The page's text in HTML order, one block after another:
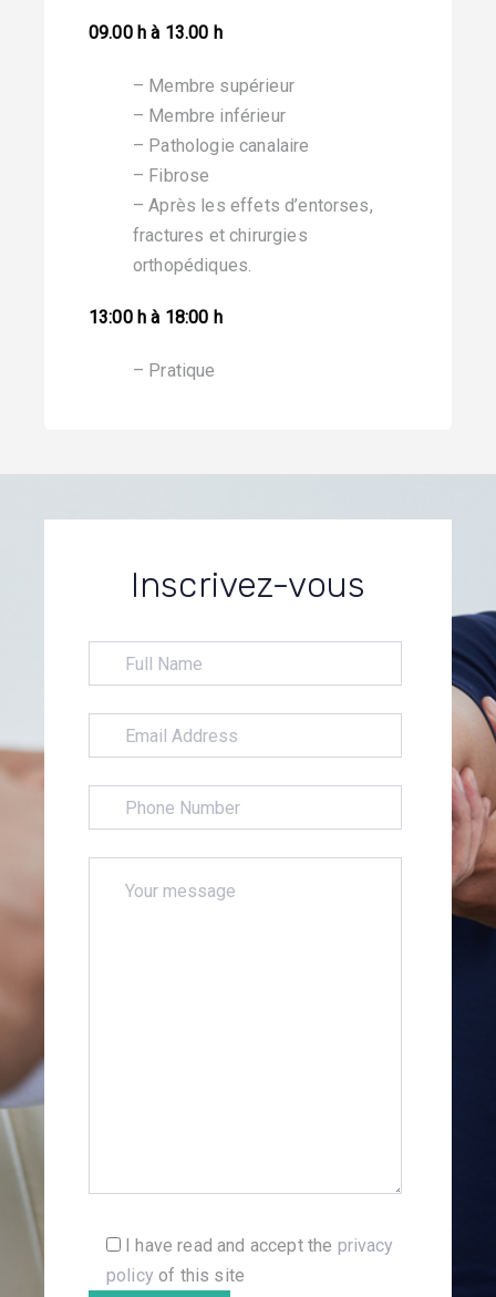
09.00 h à 13.00 h
– Membre supérieur
– Membre inférieur
– Pathologie canalaire
– Fibrose
– Après les effets d’entorses,
fractures et chirurgies
orthopédiques.
13:00 h à 18:00 h
– Pratique
Inscrivez-vous
I have read and accept the privacy
policy of this site